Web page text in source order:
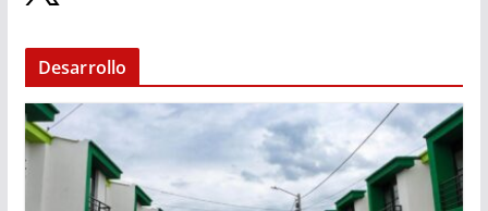
Desarrollo